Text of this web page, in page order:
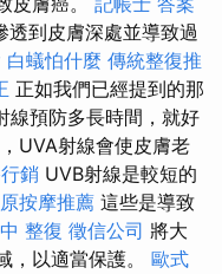
透到皮膚深處並導致過
白蟻怕什麼 傳統整復推
正如我們已經提到的那
線預防多長時間，就好
UVA射線會使皮膚老
銷 UVB射線是較短的
按摩推薦 這些是導致
整復 徵信公司 將大
，以適當保護。 歐式